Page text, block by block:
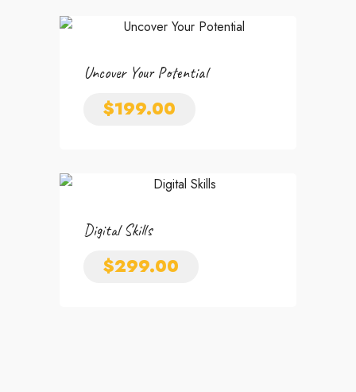
Uncover Your Potential
$199.00
Digital Skills
$299.00